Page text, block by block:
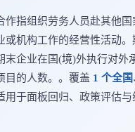
作指组织劳务人员赴其他国
或机构工作的经营性活动。
末企业在国(境)外执行对外
目的人数。。覆盖 1 个全国
用于面板回归、政策评估